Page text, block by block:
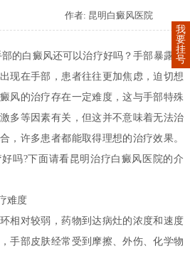
作者: 昆明白癜风医院
白癜风还可以治疗好吗？手部暴露在
现在手部，患者往往更加焦虑，迫切想
风的治疗存在一定难度，这与手部特殊
多等因素有关，但这并不意味着无法治
，许多患者都能取得理想的治疗效果。
吗?下面请看昆明治疗白癜风医院的介
难度
对较弱，药物到达病灶的浓度和速度
手部皮肤经常受到摩擦、外伤、化学物
我
要
挂
号